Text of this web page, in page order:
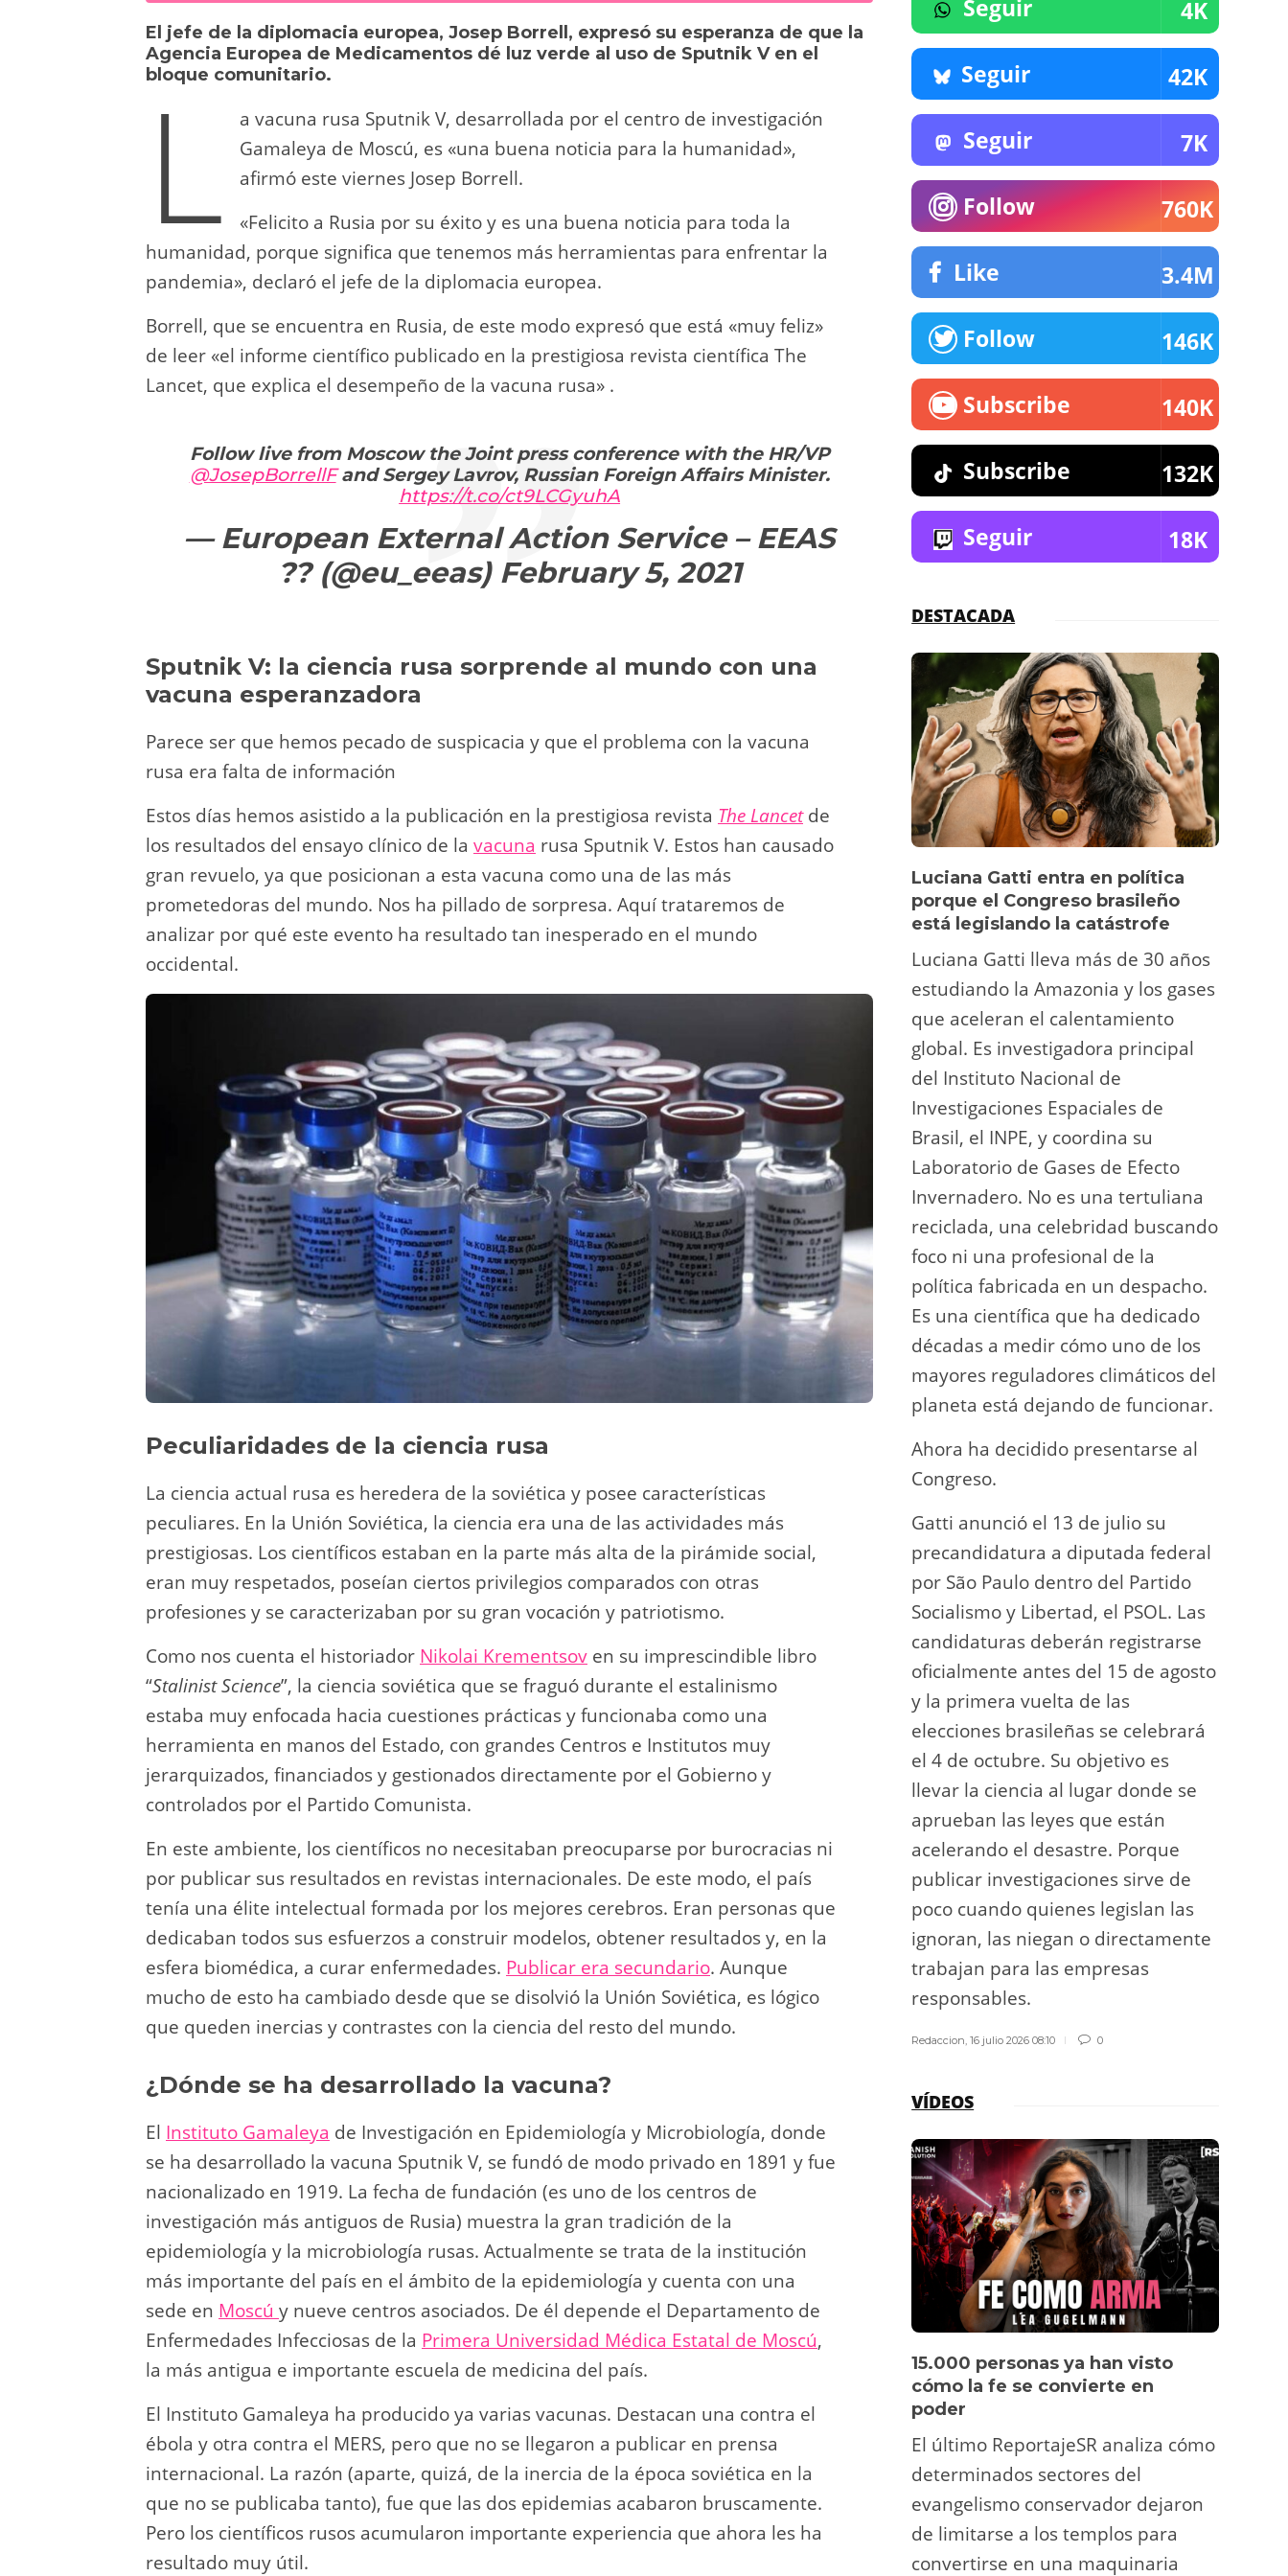
sk
y
o
d
o
gr
a
m
s
A
p
p
e
b
o
k
di
t
y
Li
k
p
ar
El jefe de la diplomacia europea, Josep Borrell, expresó su esperanza de que la
Agencia Europea de Medicamentos dé luz verde al uso de Sputnik V en el
bloque comunitario.
L
a vacuna rusa Sputnik V, desarrollada por el centro de investigación
Gamaleya de Moscú, es «una buena noticia para la humanidad»,
afirmó este viernes Josep Borrell.
«Felicito a Rusia por su éxito y es una buena noticia para toda la
humanidad, porque significa que tenemos más herramientas para enfrentar la
pandemia», declaró el jefe de la diplomacia europea.
Borrell, que se encuentra en Rusia, de este modo expresó que está «muy feliz»
de leer «el informe científico publicado en la prestigiosa revista científica The
Lancet, que explica el desempeño de la vacuna rusa» .
Follow live from Moscow the Joint press conference with the HR/VP
@JosepBorrellFand Sergey Lavrov, Russian Foreign Affairs Minister.
https://t.co/ct9LCGyuhA
— European External Action Service – EEAS
?? (@eu_eeas) February 5, 2021
Sputnik V: la ciencia rusa sorprende al mundo con una
vacuna esperanzadora
Parece ser que hemos pecado de suspicacia y que el problema con la vacuna
rusa era falta de información
Estos días hemos asistido a la publicación en la prestigiosa revista The Lancetde
los resultados del ensayo clínico de la vacuna rusa Sputnik V. Estos han causado
gran revuelo, ya que posicionan a esta vacuna como una de las más
prometedoras del mundo. Nos ha pillado de sorpresa. Aquí trataremos de
analizar por qué este evento ha resultado tan inesperado en el mundo
occidental.
Peculiaridades de la ciencia rusa
La ciencia actual rusa es heredera de la soviética y posee características
peculiares. En la Unión Soviética, la ciencia era una de las actividades más
prestigiosas. Los científicos estaban en la parte más alta de la pirámide social,
eran muy respetados, poseían ciertos privilegios comparados con otras
profesiones y se caracterizaban por su gran vocación y patriotismo.
Como nos cuenta el historiador Nikolai Krementsov en su imprescindible libro
“Stalinist Science”, la ciencia soviética que se fraguó durante el estalinismo
estaba muy enfocada hacia cuestiones prácticas y funcionaba como una
herramienta en manos del Estado, con grandes Centros e Institutos muy
jerarquizados, financiados y gestionados directamente por el Gobierno y
controlados por el Partido Comunista.
En este ambiente, los científicos no necesitaban preocuparse por burocracias ni
por publicar sus resultados en revistas internacionales. De este modo, el país
tenía una élite intelectual formada por los mejores cerebros. Eran personas que
dedicaban todos sus esfuerzos a construir modelos, obtener resultados y, en la
esfera biomédica, a curar enfermedades. Publicar era secundario. Aunque
mucho de esto ha cambiado desde que se disolvió la Unión Soviética, es lógico
que queden inercias y contrastes con la ciencia del resto del mundo.
¿Dónde se ha desarrollado la vacuna?
El Instituto Gamaleya de Investigación en Epidemiología y Microbiología, donde
se ha desarrollado la vacuna Sputnik V, se fundó de modo privado en 1891 y fue
nacionalizado en 1919. La fecha de fundación (es uno de los centros de
investigación más antiguos de Rusia) muestra la gran tradición de la
epidemiología y la microbiología rusas. Actualmente se trata de la institución
más importante del país en el ámbito de la epidemiología y cuenta con una
sede en Moscú y nueve centros asociados. De él depende el Departamento de
Enfermedades Infecciosas de la Primera Universidad Médica Estatal de Moscú,
la más antigua e importante escuela de medicina del país.
El Instituto Gamaleya ha producido ya varias vacunas. Destacan una contra el
ébola y otra contra el MERS, pero que no se llegaron a publicar en prensa
internacional. La razón (aparte, quizá, de la inercia de la época soviética en la
que no se publicaba tanto), fue que las dos epidemias acabaron bruscamente.
Pero los científicos rusos acumularon importante experiencia que ahora les ha
resultado muy útil.
Seguir 4K
Seguir 42K
Seguir 7K
Follow 760K
Like 3.4M
Follow 146K
Subscribe 140K
Subscribe 132K
Seguir 18K
DESTACADA
Luciana Gatti entra en política
porque el Congreso brasileño
está legislando la catástrofe
Luciana Gatti lleva más de 30 años
estudiando la Amazonia y los gases
que aceleran el calentamiento
global. Es investigadora principal
del Instituto Nacional de
Investigaciones Espaciales de
Brasil, el INPE, y coordina su
Laboratorio de Gases de Efecto
Invernadero. No es una tertuliana
reciclada, una celebridad buscando
foco ni una profesional de la
política fabricada en un despacho.
Es una científica que ha dedicado
décadas a medir cómo uno de los
mayores reguladores climáticos del
planeta está dejando de funcionar.
Ahora ha decidido presentarse al
Congreso.
Gatti anunció el 13 de julio su
precandidatura a diputada federal
por São Paulo dentro del Partido
Socialismo y Libertad, el PSOL. Las
candidaturas deberán registrarse
oficialmente antes del 15 de agosto
y la primera vuelta de las
elecciones brasileñas se celebrará
el 4 de octubre. Su objetivo es
llevar la ciencia al lugar donde se
aprueban las leyes que están
acelerando el desastre. Porque
publicar investigaciones sirve de
poco cuando quienes legislan las
ignoran, las niegan o directamente
trabajan para las empresas
responsables.
Redaccion ,16 julio 2026 08:10 0
VÍDEOS
15.000 personas ya han visto
cómo la fe se convierte en
poder
El último ReportajeSR analiza cómo
determinados sectores del
evangelismo conservador dejaron
de limitarse a los templos para
convertirse en una maquinaria